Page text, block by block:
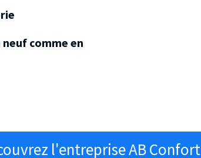
neuf comme en
l'entreprise AB Confort